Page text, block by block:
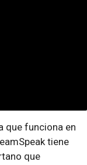
que funciona en
tiene
que